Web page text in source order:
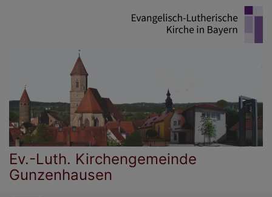
Ev.-Luth. Kirchengemeinde
Gunzenhausen